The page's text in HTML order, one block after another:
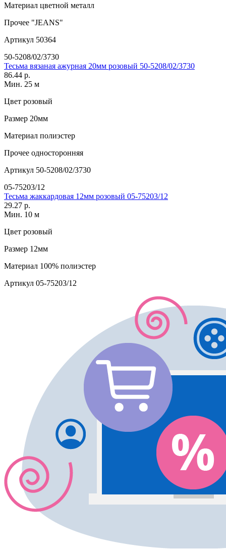
Материал цветной металл
Прочее "JEANS"
Артикул 50364
50-5208/02/3730
Тесьма вязаная ажурная 20мм розовый 50-5208/02/3730
86.44 р.
Мин. 25 м
Цвет розовый
Размер 20мм
Материал полиэстер
Прочее односторонняя
Артикул 50-5208/02/3730
05-75203/12
Тесьма жаккардовая 12мм розовый 05-75203/12
29.27 р.
Мин. 10 м
Цвет розовый
Размер 12мм
Материал 100% полиэстер
Артикул 05-75203/12